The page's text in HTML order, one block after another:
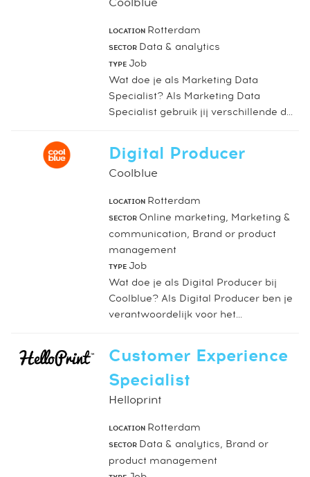
LOCATION Rotterdam
SECTOR Data & analytics
TYPE Job
Wat doe je als Marketing Data
Specialist? Als Marketing Data
Specialist gebruik jij verschillende d...
Digital Producer
Coolblue
LOCATION Rotterdam
SECTOR Online marketing, Marketing &
communication, Brand or product
management
TYPE Job
Wat doe je als Digital Producer bij
Coolblue? Als Digital Producer ben je
verantwoordelijk voor het...
Customer Experience
Specialist
Helloprint
LOCATION Rotterdam
SECTOR Data & analytics, Brand or
product management